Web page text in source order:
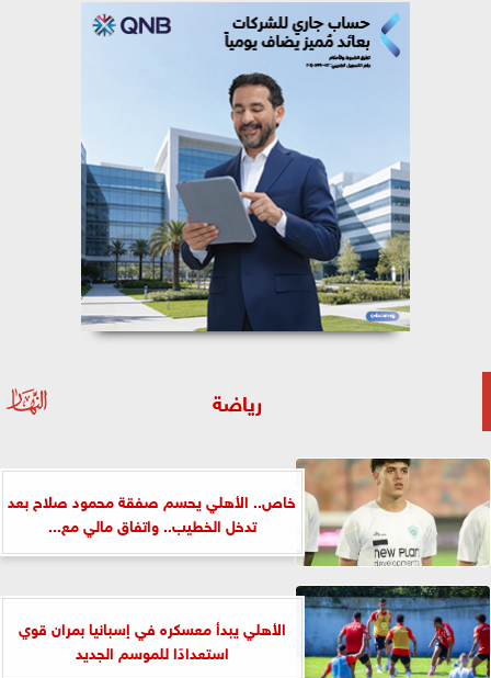
رياضة
خاص.. الأهلي يحسم صفقة محمود صلاح بعد
تدخل الخطيب.. واتفاق مالي مع...
الأهلي يبدأ معسكره في إسبانيا بمران قوي
استعدادًا للموسم الجديد